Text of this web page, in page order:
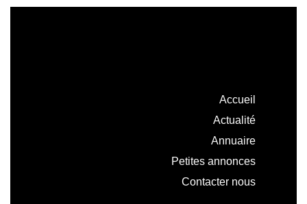
Accueil
Actualité
Annuaire
Petites annonces
Contacter nous